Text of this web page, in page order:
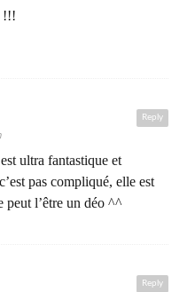
!!!
Reply
ultra fantastique et
pas compliqué, elle est
peut l’être un déo ^^
Reply